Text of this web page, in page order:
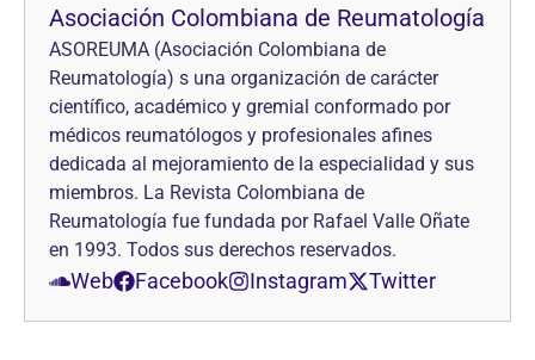
Asociación Colombiana de Reumatología
ASOREUMA (Asociación Colombiana de
Reumatología) s una organización de carácter
científico, académico y gremial conformado por
médicos reumatólogos y profesionales afines
dedicada al mejoramiento de la especialidad y sus
miembros. La Revista Colombiana de
Reumatología fue fundada por Rafael Valle Oñate
en 1993. Todos sus derechos reservados.
Web Facebook Instagram Twitter